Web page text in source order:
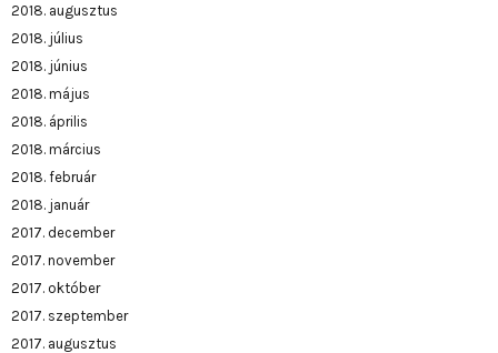
2018. augusztus
2018. július
2018. június
2018. május
2018. április
2018. március
2018. február
2018. január
2017. december
2017. november
2017. október
2017. szeptember
2017. augusztus